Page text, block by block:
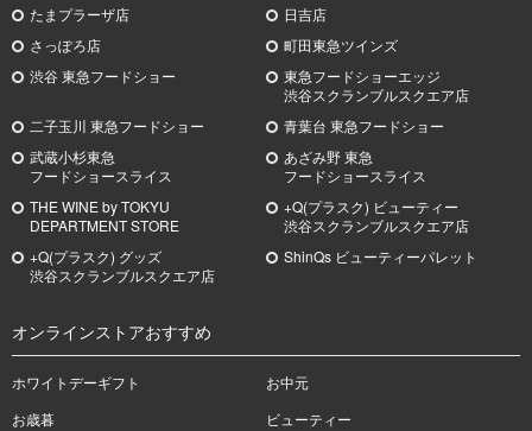
たまプラーザ店
日吉店
さっぽろ店
町田東急ツインズ
渋谷 東急フードショー
東急フードショーエッジ
渋谷スクランブルスクエア店
二子玉川 東急フードショー
青葉台 東急フードショー
武蔵小杉東急
フードショースライス
あざみ野東急
フードショースライス
THE WINE by TOKYU
DEPARTMENT STORE
+Q(プラスク) ビューティー
渋谷スクランブルスクエア店
+Q(プラスク) グッズ
渋谷スクランブルスクエア店
ShinQs ビューティーパレット
オンラインストアおすすめ
ホワイトデーギフト
お中元
お歳暮
ビューティー